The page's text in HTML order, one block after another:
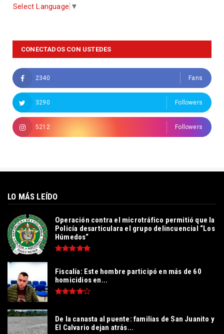
Select Language ▼
CONECTADOS CON USTEDES
2340 Fans
3290 Followers
5212 Followers
LO MÁS LEÍDO
Operación contra el microtráfico permitió que la
Policía desarticulara el grupo delincuencial “Los
Húmedos“
Fiscalía: Este hombre participó en más de 60
homicidios en...
De la canasta al puente: familias de San Juanito y
El Calvario dejan atrás...